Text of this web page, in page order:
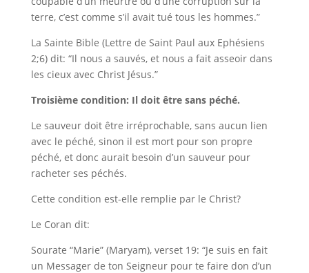
terre, c’est comme s’il avait tué tous les hommes.”
La Sainte Bible (Lettre de Saint Paul aux Ephésiens
2;6) dit: “Il nous a sauvés, et nous a fait asseoir dans
les cieux avec Christ Jésus.”
Troisième condition: Il doit être sans péché.
Le sauveur doit être irréprochable, sans aucun lien
avec le péché, sinon il est mort pour son propre
péché, et donc aurait besoin d’un sauveur pour
racheter ses péchés.
Cette condition est-elle remplie par le Christ?
Le Coran dit:
Sourate “Marie” (Maryam), verset 19: “Je suis en fait
un Messager de ton Seigneur pour te faire don d’un